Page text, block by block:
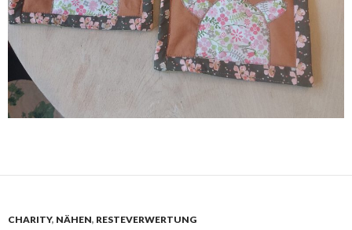
CHARITY, NÄHEN, RESTEVERWERTUNG